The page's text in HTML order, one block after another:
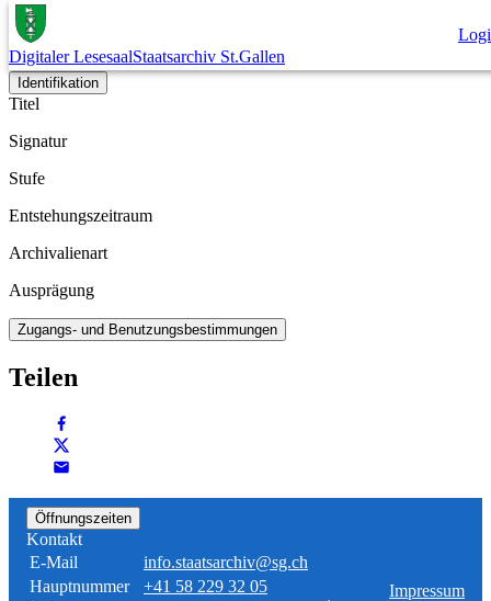
Digitaler LesesaalStaatsarchiv St.Gallen
Dokument
Archivplan
Identifikation
Titel
Signatur
Stufe
Entstehungszeitraum
Archivalienart
Ausprägung
Zugangs- und Benutzungsbestimmungen
Teilen
Öffnungszeiten
Kontakt
E-Mail
info.staatsarchiv@sg.ch
Hauptnummer
+41 58 229 32 05
Impressum